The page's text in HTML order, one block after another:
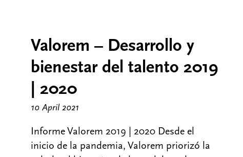
Valorem – Desarrollo y
bienestar del talento 2019
| 2020
10 April 2021
Informe Valorem 2019 | 2020 Desde el
inicio de la pandemia, Valorem priorizó la